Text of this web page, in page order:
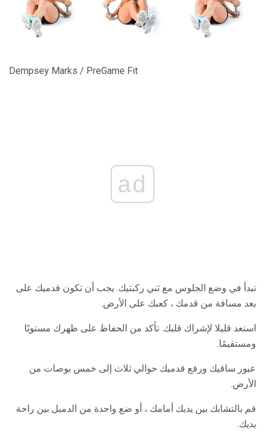
Dempsey Marks / PreGame Fit
ad
تبدأ في وضع الجلوس مع ثني ركبتيك. يجب أن تكون قدميك على
بعد مسافة من قدمك ، كعبك على الأرض.
استعد قليلا لإشراك قلبك. تأكد من الحفاظ على ظهرك مستويًا
ومستقيمًا.
عبور ساقيك ورفع قدميك حوالي ثلاث إلى خمس بوصات من
الأرض.
قم بالتشابك بين يديك أمامك ، أو ضع واحدة من الدمبل بين راحة
يديك.